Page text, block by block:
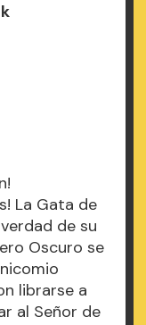
La Gata de
de su
Oscuro se
librarse a
al Señor de